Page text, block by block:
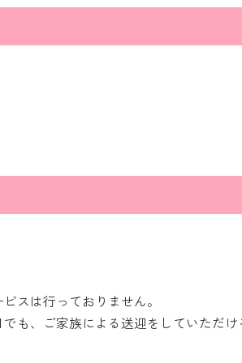
スは行っておりません。
も、ご家族による送迎をしていただ